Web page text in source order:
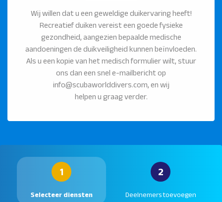
Wij willen dat u een geweldige duikervaring heeft!
Recreatief duiken vereist een goede fysieke
gezondheid, aangezien bepaalde medische
aandoeningen de duikveiligheid kunnen beïnvloeden.
Als u een kopie van het medisch formulier wilt, stuur
ons dan een snel e-mailbericht op
info@scubaworlddivers.com, en wij
helpen u graag verder.
1
Selecteer diensten
2
Deelnemers toevoegen